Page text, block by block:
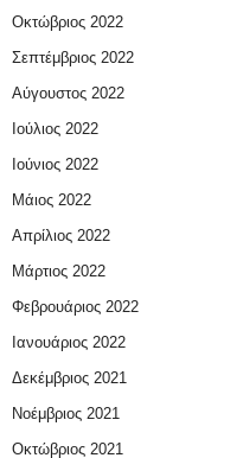
Οκτώβριος 2022
Σεπτέμβριος 2022
Αύγουστος 2022
Ιούλιος 2022
Ιούνιος 2022
Μάιος 2022
Απρίλιος 2022
Μάρτιος 2022
Φεβρουάριος 2022
Ιανουάριος 2022
Δεκέμβριος 2021
Νοέμβριος 2021
Οκτώβριος 2021